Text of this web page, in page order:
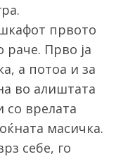
првото
раче. Прво ја
а потоа и за
во алиштата
со врелата
масичка.
себе, го